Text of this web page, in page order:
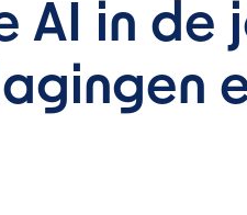
AI in de